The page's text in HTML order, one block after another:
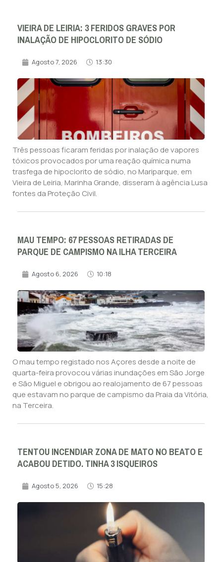
VIEIRA DE LEIRIA: 3 FERIDOS GRAVES POR
INALAÇÃO DE HIPOCLORITO DE SÓDIO
Agosto 7, 2026 13:30
Três pessoas ficaram feridas por inalação de vapores
tóxicos provocados por uma reação química numa
trasfega de hipoclorito de sódio, no Mariparque, em
Vieira de Leiria, Marinha Grande, disseram à agência Lusa
fontes da Proteção Civil.
MAU TEMPO: 67 PESSOAS RETIRADAS DE
PARQUE DE CAMPISMO NA ILHA TERCEIRA
Agosto 6, 2026 10:18
O mau tempo registado nos Açores desde a noite de
quarta-feira provocou várias inundações em São Jorge
e São Miguel e obrigou ao realojamento de 67 pessoas
que estavam no parque de campismo da Praia da Vitória,
na Terceira.
TENTOU INCENDIAR ZONA DE MATO NO BEATO E
ACABOU DETIDO. TINHA 3 ISQUEIROS
Agosto 5, 2026 15:28